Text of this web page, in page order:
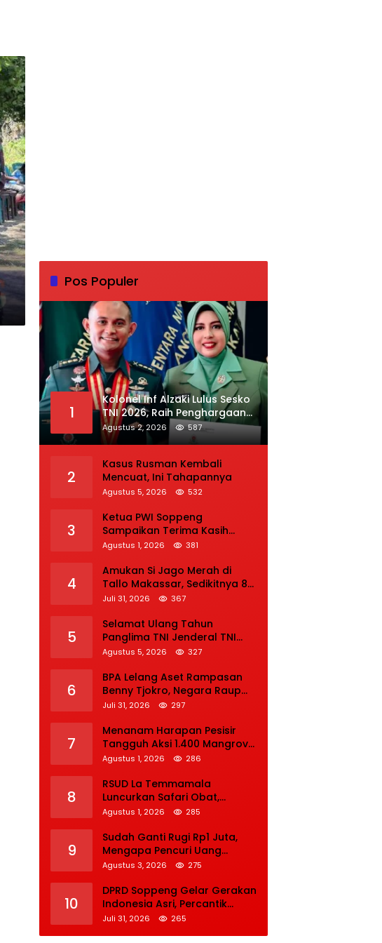
Pos Populer
1
Kolonel Inf Alzaki Lulus Sesko
TNI 2026, Raih Penghargaan
Tulisan Ilmiah dan Jasmani
Terbaik
Agustus 2, 2026 587
2
Kasus Rusman Kembali
Mencuat, Ini Tahapannya
Agustus 5, 2026 532
3
Ketua PWI Soppeng
Sampaikan Terima Kasih
kepada Seluruh Pihak atas
Korban Kecelakaan
Agustus 1, 2026 381
4
Amukan Si Jago Merah di
Tallo Makassar, Sedikitnya 80
Rumah dan Kios Warga
Berlangsung Tiga Jam
Juli 31, 2026 367
5
Selamat Ulang Tahun
Panglima TNI Jenderal TNI
Agus Subiyanto
Agustus 5, 2026 327
6
BPA Lelang Aset Rampasan
Benny Tjokro, Negara Raup
Rp129,15 Miliar
Juli 31, 2026 297
7
Menanam Harapan Pesisir
Tangguh Aksi 1.400 Mangrove
Sambut HUT ke-14 IWO
Agustus 1, 2026 286
8
RSUD La Temmamala
Luncurkan Safari Obat,
Permudah Pasien Pantau
Real Time
Agustus 1, 2026 285
9
Sudah Ganti Rugi Rp1 Juta,
Mengapa Pencuri Uang
Rp5.000 Tetap Dipenjara? Ini
Agustus 3, 2026 275
10
DPRD Soppeng Gelar Gerakan
Indonesia Asri, Percantik
Lingkungan Kantor Sambut
Juli 31, 2026 265